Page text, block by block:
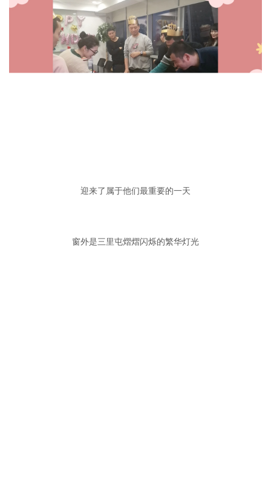
迎来了属于他们最重要的一天
窗外是三里屯熠熠闪烁的繁华灯光